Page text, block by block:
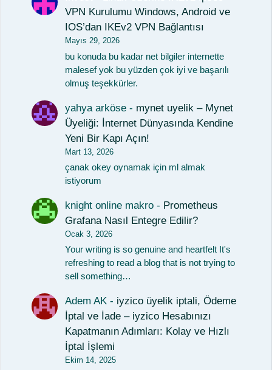
VPN Kurulumu Windows, Android ve
IOS’dan IKEv2 VPN Bağlantısı
Mayıs 29, 2026
bu konuda bu kadar net bilgiler internette
malesef yok bu yüzden çok iyi ve başarılı
olmuş teşekkürler.
yahya arköse - mynet uyelik – Mynet
Üyeliği: İnternet Dünyasında Kendine
Yeni Bir Kapı Açın!
Mart 13, 2026
çanak okey oynamak için ml almak
istiyorum
knight online makro - Prometheus
Grafana Nasıl Entegre Edilir?
Ocak 3, 2026
Your writing is so genuine and heartfelt It's
refreshing to read a blog that is not trying to
sell something…
Adem AK - iyzico üyelik iptali, Ödeme
İptal ve İade – iyzico Hesabınızı
Kapatmanın Adımları: Kolay ve Hızlı
İptal İşlemi
Ekim 14, 2025